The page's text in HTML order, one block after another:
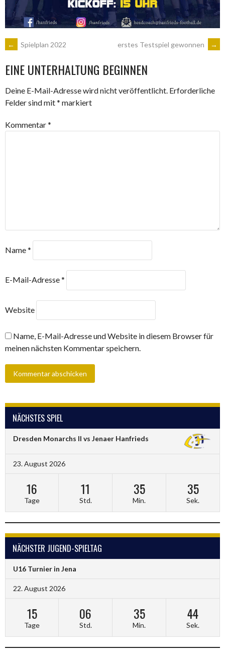
ARTIKEL-
NAVIGATION
← Spielplan 2022 erstes Testspiel gewonnen →
EINE UNTERHALTUNG BEGINNEN
Deine E-Mail-Adresse wird nicht veröffentlicht. Erforderliche
Felder sind mit* markiert
Kommentar*
Name*
E-Mail-Adresse*
Website
Name, E-Mail-Adresse und Website in diesem Browser für
meinen nächsten Kommentar speichern.
NÄCHSTES SPIEL
Dresden Monarchs II vs Jenaer Hanfrieds
23. August 2026
16
Tage
11
Std.
35
Min.
34
Sek.
NÄCHSTER JUGEND-SPIELTAG
U16 Turnier in Jena
22. August 2026
15
Tage
06
Std.
35
Min.
43
Sek.